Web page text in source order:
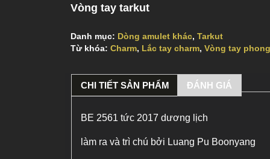
Vòng tay tarkut
Danh mục: Dòng amulet khác, Tarkut
Từ khóa: Charm, Lắc tay charm, Vòng tay
CHI TIẾT SẢN PHẨM ĐÁNH GIÁ
BE 2561 tức 2017 dương lịch
làm ra và trì chú bởi Luang Pu Boonyang